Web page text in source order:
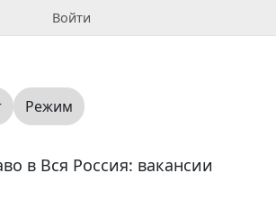
Войти
Режим
в Вся Россия: вакансии